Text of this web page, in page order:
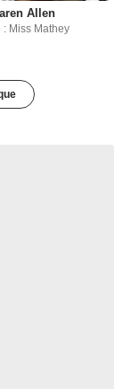
Allen
: Miss Mathey